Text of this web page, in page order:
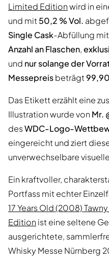
Limited Editionwird in
und mit 50,2 % Vol.
Single Cask-Abfüllung
Anzahl an Flaschen,
und nur solange der
Messepreisbeträgt
Das Etikett erzählt eine
Illustration wurde von Mr.
desWDC-Logo-
eingereicht und ziert
unverwechselbare
Ein kraftvoller,
Portfass mit echter
17 Years Old (2008)
Edition ist eine seltene
ausgerichtete,
Whisky Messe Nürnberg